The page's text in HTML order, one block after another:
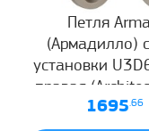
Петля
(Армадилло)
установки
правая
60) мат.1695.66